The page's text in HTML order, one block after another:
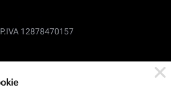
P.IVA 12878470157